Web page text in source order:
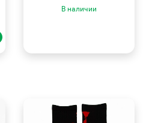
В наличии